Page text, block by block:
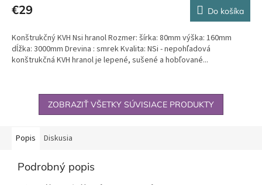
€29 Do košíka
Konštrukčný KVH Nsi hranol Rozmer: šírka: 80mm výška: 160mm
dĺžka: 3000mm Drevina : smrek Kvalita: NSi - nepohľadová
konštrukčná KVH hranol je lepené, sušené a hobľované...
ZOBRAZIŤ VŠETKY SÚVISIACE PRODUKTY
Popis Diskusia
Podrobný popis